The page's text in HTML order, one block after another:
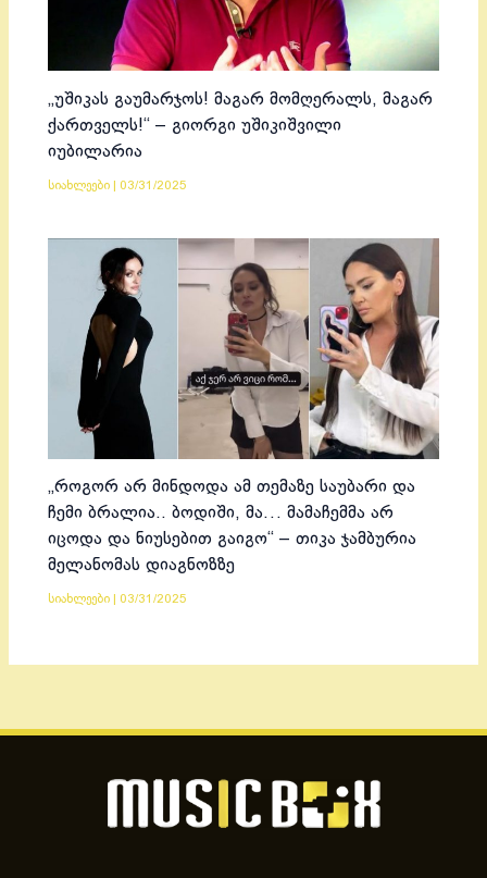
„უშიკას გაუმარჯოს! მაგარ მომღერალს, მაგარ
ქართველს!“ – გიორგი უშიკიშვილი
იუბილარია
სიახლეები 03/31/2025
„როგორ არ მინდოდა ამ თემაზე საუბარი და
ჩემი ბრალია.. ბოდიში, მა… მამაჩემმა არ
იცოდა და ნიუსებით გაიგო“ – თიკა ჯამბურია
მელანომას დიაგნოზზე
სიახლეები 03/31/2025